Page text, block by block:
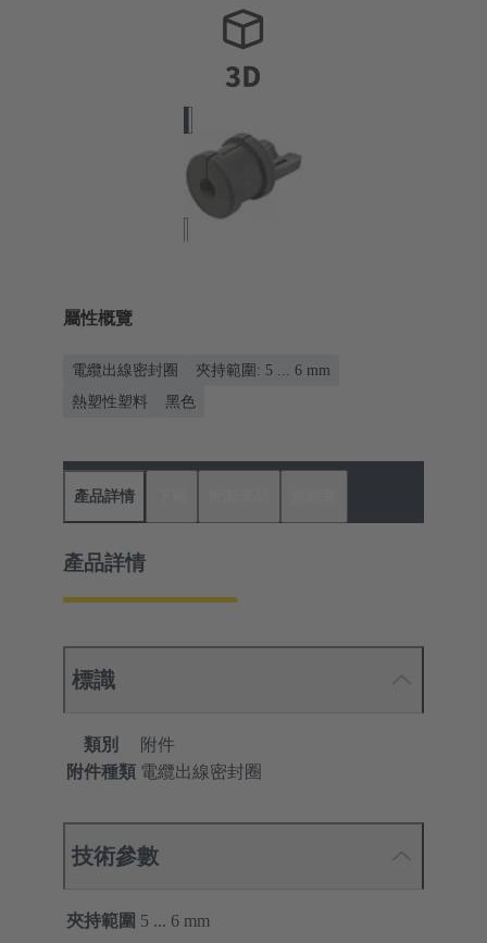
屬性概覽
電纜出線密封圈
夾持範圍: 5 ... 6 mm
熱塑性塑料
黑色
產品詳情
產品詳情
標識
類別
附件
附件種類 電纜出線密封圈
技術參數
夾持範圍 5 ... 6 mm